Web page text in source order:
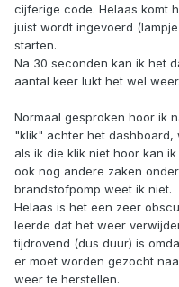
cijferige code. Helaas komt
juist wordt ingevoerd
starten.
Na 30 seconden kan ik het
aantal keer lukt het wel weer.
Normaal gesproken hoor ik
"klik" achter het dashboard,
als ik die klik niet hoor kan
ook nog andere zaken
brandstofpomp weet ik niet.
Helaas is het een zeer
leerde dat het weer
tijdrovend (dus duur) is
er moet worden gezocht
weer te herstellen.